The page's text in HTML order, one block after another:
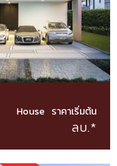
House ราคาเริ่มต้น
ลบ.*